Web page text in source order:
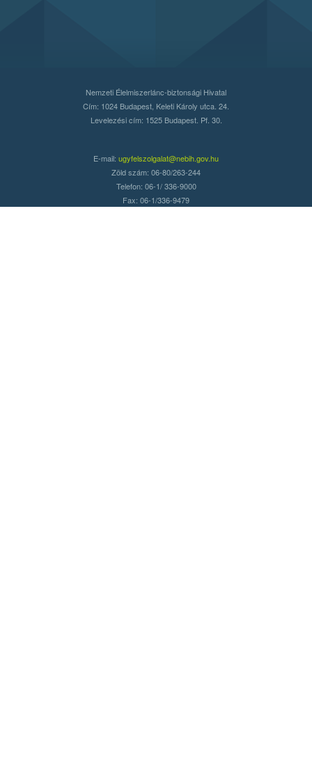
Nemzeti Élelmiszerlánc-biztonsági Hivatal
Cím: 1024 Budapest, Keleti Károly utca. 24.
Levelezési cím: 1525 Budapest. Pf. 30.
E-mail: ugyfelszolgalat@nebih.gov.hu
Zöld szám: 06-80/263-244
Telefon: 06-1/ 336-9000
Fax: 06-1/336-9479